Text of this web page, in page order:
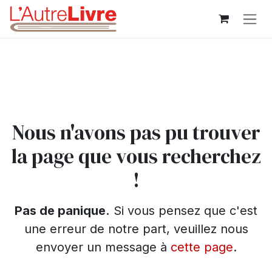
Se rendre au contenu
Erreur 404
Nous n'avons pas pu trouver
la page que vous recherchez
!
Pas de panique. Si vous pensez que c'est
une erreur de notre part, veuillez nous
envoyer un message à cette page.